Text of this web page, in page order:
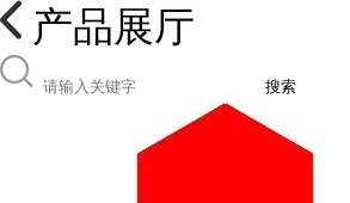
产品展厅
搜索